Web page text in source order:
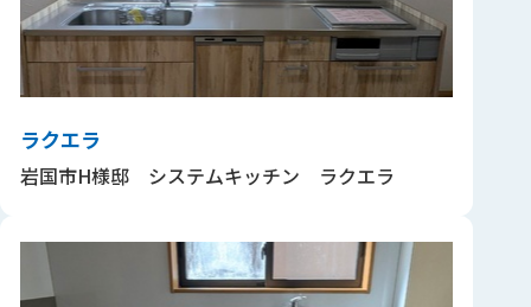
ラクエラ
岩国市H様邸 システムキッチン ラクエラ